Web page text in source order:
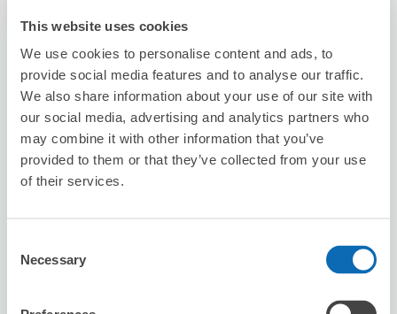
This website uses cookies
We use cookies to personalise content and ads, to
provide social media features and to analyse our traffic.
We also share information about your use of our site with
our social media, advertising and analytics partners who
may combine it with other information that you’ve
provided to them or that they’ve collected from your use
of their services.
Selection
Necessary
保管できる荷物数
バッグサイズ
空き時間
8/6 木 8/7 8/8 8/9日 8/10 月 8/11